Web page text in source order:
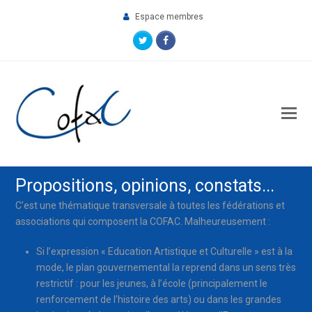
Espace membres
TwitterFacebook
Propositions, opinions, constats...
C’est une thématique transversale à toutes les fédérations et
associations qui composent la COFAC. Malheureusement :
Si l’expression « Education Artistique et Culturelle » est à la
mode, le plan gouvernemental la reprend dans un sens très
restrictif : pour les jeunes, à l’école (principalement le
renforcement de l’histoire des arts) ou dans les grandes